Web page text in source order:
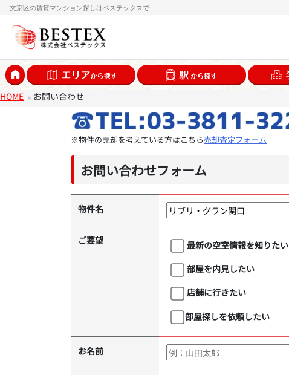
文京区の賃貸マンション探しはベステックスで
HOME お問い合わせ
※物件の売却を考えている方はこちら売却査定フォーム
お問い合わせフォーム
物件名
ご要望
最新の空室情報を知りたい
部屋を内見したい
店舗に行きたい
部屋探しを依頼したい
お名前